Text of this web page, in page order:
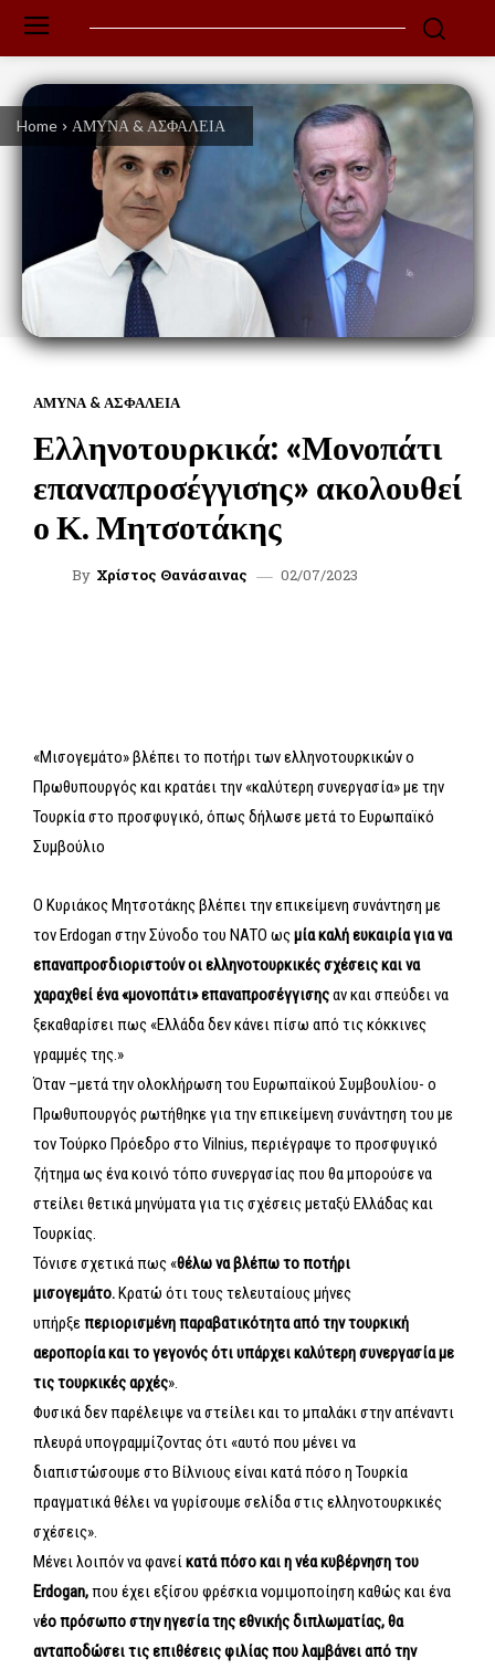
Home ΑΜΥΝΑ & ΑΣΦΑΛΕΙΑ
ΑΜΥΝΑ & ΑΣΦΑΛΕΙΑ
Ελληνοτουρκικά: «Μονοπάτι
επαναπροσέγγισης» ακολουθεί
ο Κ. Μητσοτάκης
By Χρίστος Θανάσαινας 02/07/2023
«Μισογεμάτο» βλέπει το ποτήρι των ελληνοτουρκικών ο
Πρωθυπουργός και κρατάει την «καλύτερη συνεργασία» με την
Τουρκία στο προσφυγικό, όπως δήλωσε μετά το Ευρωπαϊκό
Συμβούλιο
Ο Κυριάκος Μητσοτάκης βλέπει την επικείμενη συνάντηση με
τον Erdogan στην Σύνοδο του ΝΑΤΟ ωςμία καλή ευκαιρία για να
επαναπροσδιοριστούν οι ελληνοτουρκικές σχέσεις και να
χαραχθεί ένα «μονοπάτι» επαναπροσέγγισηςαν και σπεύδει να
ξεκαθαρίσει πως «Ελλάδα δεν κάνει πίσω από τις κόκκινες
γραμμές της.»
Όταν –μετά την ολοκλήρωση του Ευρωπαϊκού Συμβουλίου- ο
Πρωθυπουργός ρωτήθηκε για την επικείμενη συνάντηση του με
τον Τούρκο Πρόεδρο στο Vilnius, περιέγραψε το προσφυγικό
ζήτημα ως ένα κοινό τόπο συνεργασίας που θα μπορούσε να
στείλει θετικά μηνύματα για τις σχέσεις μεταξύ Ελλάδας και
Τουρκίας.
Τόνισε σχετικά πως «θέλω να βλέπω το ποτήρι
μισογεμάτο.Κρατώ ότι τους τελευταίους μήνες
υπήρξεπεριορισμένη παραβατικότητα από την τουρκική
αεροπορία και το γεγονός ότι υπάρχει καλύτερη συνεργασία με
τις τουρκικές αρχές».
Φυσικά δεν παρέλειψε να στείλει και το μπαλάκι στην απέναντι
πλευρά υπογραμμίζοντας ότι «αυτό που μένει να
διαπιστώσουμε στο Βίλνιους είναι κατά πόσο η Τουρκία
πραγματικά θέλει να γυρίσουμε σελίδα στις ελληνοτουρκικές
σχέσεις».
Μένει λοιπόν να φανεί κατά πόσο και η νέα κυβέρνηση του
Erdogan,που έχει εξίσου φρέσκια νομιμοποίηση καθώς και ένα
νέο πρόσωπο στην ηγεσία της εθνικής διπλωματίας, θα
ανταποδώσει τις επιθέσεις φιλίας που λαμβάνει από την